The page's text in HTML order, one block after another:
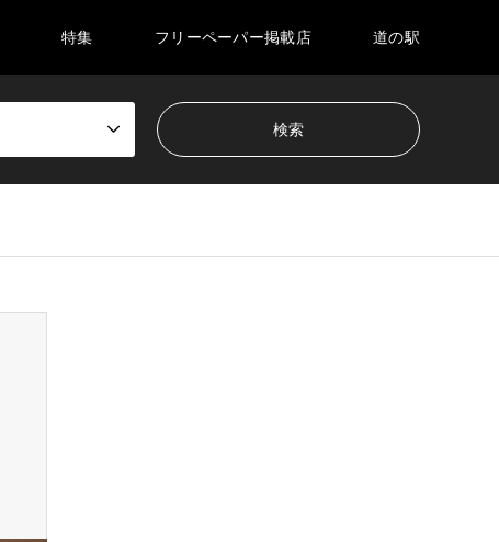
特集 フリーペーパー掲載店 道の駅